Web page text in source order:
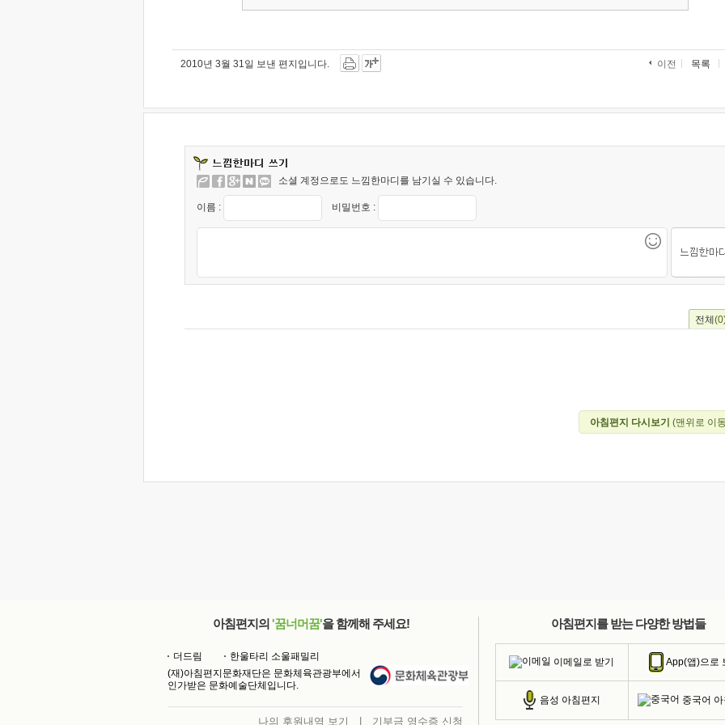
2010년 3월 31일 보낸 편지입니다. 이전 목록
소셜 계정으로도 느낌한마디를 남기실 수 있습니다.
이름 : 비밀번호 :
전체
아침편지 다시보기 (맨위로 이
아침편지의 '꿈너머꿈'을 함께해 주세요!
더드림
한울타리 소울패밀리
(재)아침편지문화재단은 문화체육관광부에서
인가받은 문화예술단체입니다.
나의 후원내역 보기 기부금 영수증 신청
아침편지를 받는 다양한 방법들
이메일로 받기 App(앱)으로
음성 아침편지 중국어